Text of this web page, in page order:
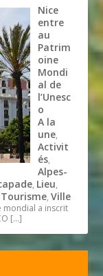
Nice
entre
au
Patrim
oine
Mondi
al de
l’Unesc
o
A la
une,
Activit
és,
Alpes-
, Lieu,
Tourisme,Ville
mondial a inscrit
[…]